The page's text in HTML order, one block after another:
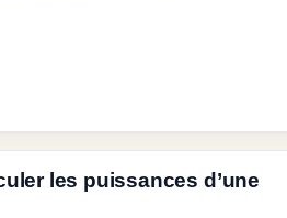
les puissances d’une